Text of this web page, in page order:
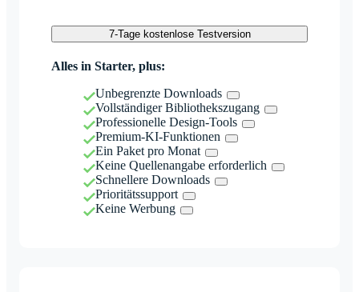
7-Tage kostenlose Testversion
Alles in Starter, plus:
Unbegrenzte Downloads
Vollständiger Bibliothekszugang
Professionelle Design-Tools
Premium-KI-Funktionen
Ein Paket pro Monat
Keine Quellenangabe erforderlich
Schnellere Downloads
Prioritätssupport
Keine Werbung